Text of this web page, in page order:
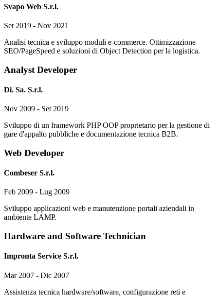
Svapo Web S.r.l.
Set 2019 - Nov 2021
Analisi tecnica e sviluppo moduli e-commerce. Ottimizzazione
SEO/PageSpeed e soluzioni di Object Detection per la logistica.
Analyst Developer
Di. Sa. S.r.l.
Nov 2009 - Set 2019
Sviluppo di un framework PHP OOP proprietario per la gestione di
gare d'appalto pubbliche e documentazione tecnica B2B.
Web Developer
Combeser S.r.l.
Feb 2009 - Lug 2009
Sviluppo applicazioni web e manutenzione portali aziendali in
ambiente LAMP.
Hardware and Software Technician
Impronta Service S.r.l.
Mar 2007 - Dic 2007
Assistenza tecnica hardware/software, configurazione reti e